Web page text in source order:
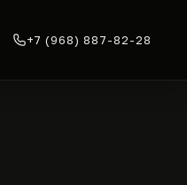
+7 (968) 887-82-28